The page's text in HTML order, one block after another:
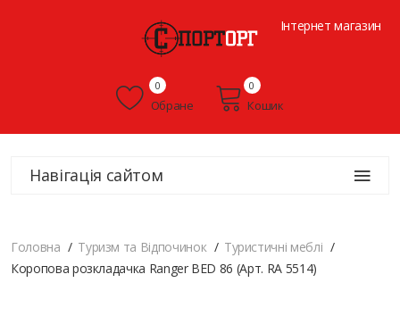
Інтернет магазин
Обране
0
Кошик
0
Навігація сайтом
Головна Туризм та Відпочинок
Туристичні меблі
Коропова розкладачка Ranger BED 86 (Арт. RA 5514)